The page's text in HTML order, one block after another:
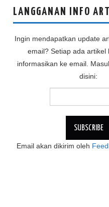
LANGGANAN INFO
Ingin mendapatkan update
email? Setiap ada artikel
informasikan ke email.
disini:
Email akan dikirim oleh